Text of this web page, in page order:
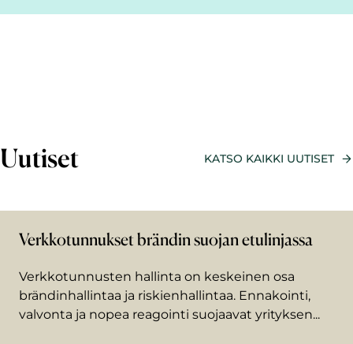
Uutiset KATSO KAIKKI UUTISET
Verkkotunnukset brändin suojan etulinjassa
Verkkotunnusten hallinta on keskeinen osa
brändinhallintaa ja riskienhallintaa. Ennakointi,
valvonta ja nopea reagointi suojaavat yrityksen...